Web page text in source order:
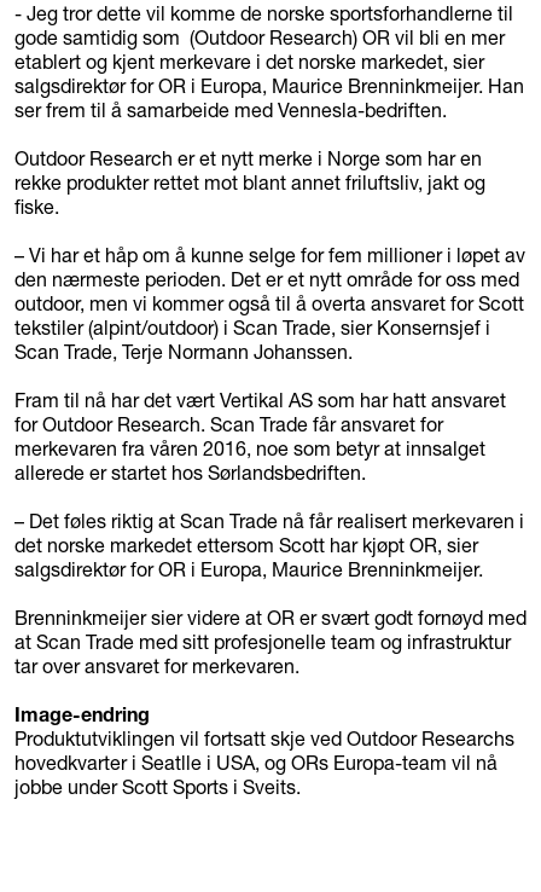
- Jeg tror dette vil komme de norske sportsforhandlerne til
gode samtidig som (Outdoor Research) OR vil bli en mer
etablert og kjent merkevare i det norske markedet, sier
salgsdirektør for OR i Europa, Maurice Brenninkmeijer. Han
ser frem til å samarbeide med Vennesla-bedriften.
Outdoor Research er et nytt merke i Norge som har en
rekke produkter rettet mot blant annet friluftsliv, jakt og
fiske.
– Vi har et håp om å kunne selge for fem millioner i løpet av
den nærmeste perioden. Det er et nytt område for oss med
outdoor, men vi kommer også til å overta ansvaret for Scott
tekstiler (alpint/outdoor) i Scan Trade, sier Konsernsjef i
Scan Trade, Terje Normann Johanssen.
Fram til nå har det vært Vertikal AS som har hatt ansvaret
for Outdoor Research. Scan Trade får ansvaret for
merkevaren fra våren 2016, noe som betyr at innsalget
allerede er startet hos Sørlandsbedriften.
– Det føles riktig at Scan Trade nå får realisert merkevaren i
det norske markedet ettersom Scott har kjøpt OR, sier
salgsdirektør for OR i Europa, Maurice Brenninkmeijer.
Brenninkmeijer sier videre at OR er svært godt fornøyd med
at Scan Trade med sitt profesjonelle team og infrastruktur
tar over ansvaret for merkevaren.
Image-endring
Produktutviklingen vil fortsatt skje ved Outdoor Researchs
hovedkvarter i Seatlle i USA, og ORs Europa-team vil nå
jobbe under Scott Sports i Sveits.